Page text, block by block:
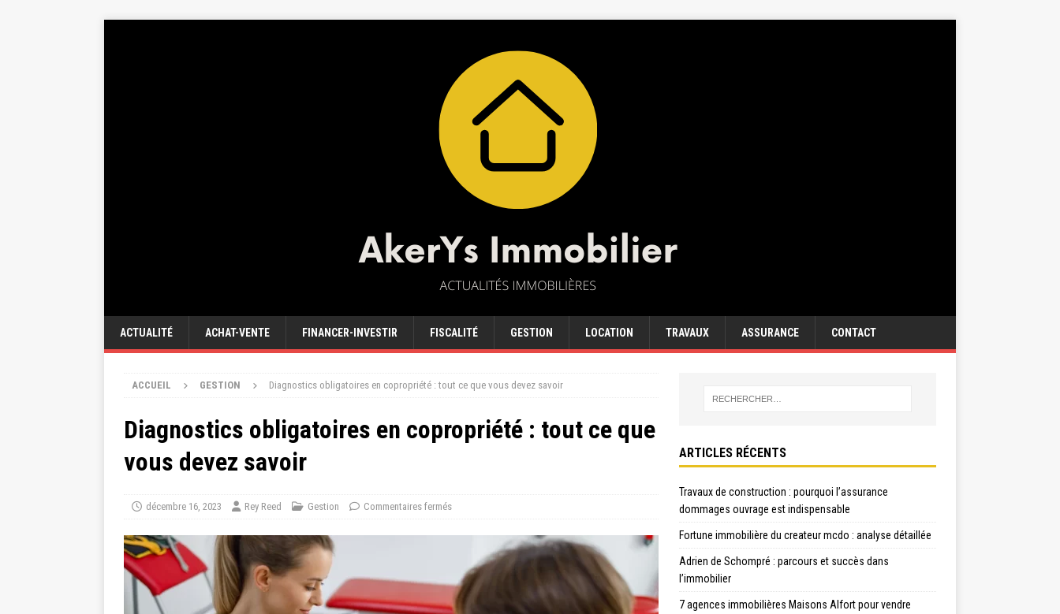
ACTUALITÉ ACHAT-VENTE FINANCER-INVESTIR FISCALITÉ GESTION LOCATION TRAVAUX ASSURANCE CONTACT
ACCUEIL GESTION Diagnostics obligatoires en copropriété : tout ce que vous devez savoir
Diagnostics obligatoires en copropriété : tout ce que
vous devez savoir
décembre 16, 2023 Rey Reed Gestion Commentaires fermés
ARTICLES RÉCENTS
Travaux de construction : pourquoi l’assurance
dommages ouvrage est indispensable
Fortune immobilière du createur mcdo : analyse détaillée
Adrien de Schompré : parcours et succès dans
l’immobilier
7 agences immobilières Maisons Alfort pour vendre